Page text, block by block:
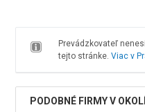
Prevádzkovateľ
tejto stránke. Viac v
PODOBNÉ FIRMY V OKOLÍ